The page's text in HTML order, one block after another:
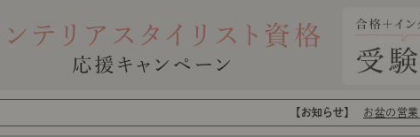
【お知らせ】 お盆の営